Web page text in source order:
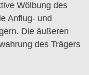
Wölbung des
Anflug- und
Die äußeren
des Trägers